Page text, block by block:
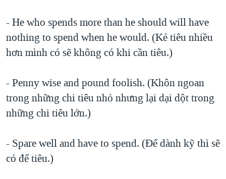
- He who spends more than he should will have
nothing to spend when he would. (Kẻ tiêu nhiều
hơn mình có sẽ không có khi cần tiêu.)
- Penny wise and pound foolish. (Khôn ngoan
trong những chi tiêu nhỏ nhưng lại dại dột trong
những chi tiêu lớn.)
- Spare well and have to spend. (Ðể dành kỹ thì sẽ
có để tiêu.)